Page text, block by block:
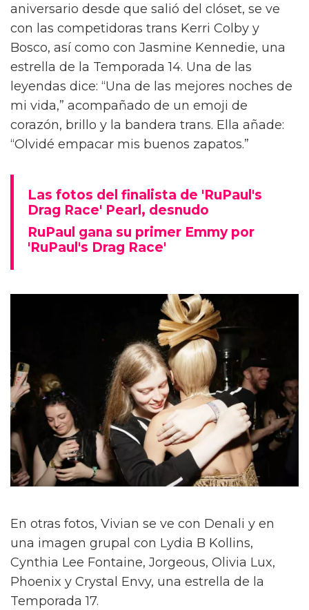
aniversario desde que salió del clóset, se ve
con las competidoras trans Kerri Colby y
Bosco, así como con Jasmine Kennedie, una
estrella de la Temporada 14. Una de las
leyendas dice: “Una de las mejores noches de
mi vida,” acompañado de un emoji de
corazón, brillo y la bandera trans. Ella añade:
“Olvidé empacar mis buenos zapatos.”
Las fotos del finalista de 'RuPaul's
Drag Race' Pearl, desnudo
RuPaul gana su primer Emmy por
'RuPaul's Drag Race'
En otras fotos, Vivian se ve con Denali y en
una imagen grupal con Lydia B Kollins,
Cynthia Lee Fontaine, Jorgeous, Olivia Lux,
Phoenix y Crystal Envy, una estrella de la
Temporada 17.